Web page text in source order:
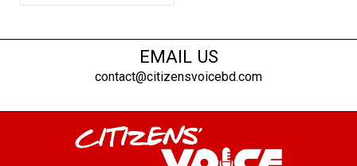
EMAIL US
contact@citizensvoicebd.com